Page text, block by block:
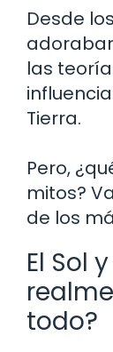
Desde
las
Tierra.
Pero,
mitos?
de los
El Sol
todo?